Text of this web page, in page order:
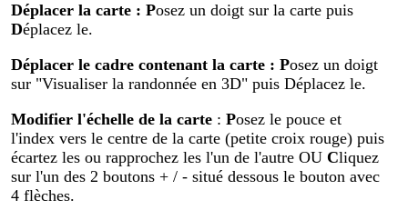
Déplacer la carte : Posez un doigt sur la carte puis
Déplacez le.
Déplacer le cadre contenant la carte :Posez un doigt
sur "Visualiser la randonnée en 3D" puis Déplacez le.
Modifier l'échelle de la carte :Posez le pouce et
l'index vers le centre de la carte (petite croix rouge) puis
écartez les ou rapprochez les l'un de l'autre OUCliquez
sur l'un des 2 boutons + / - situé dessous le bouton avec
4 flèches.